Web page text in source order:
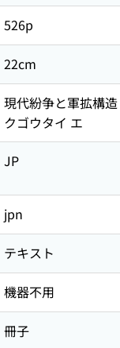
526p
22cm
現代紛争と軍拡構
クゴウタイ エ
JP
jpn
テキスト
機器不用
冊子